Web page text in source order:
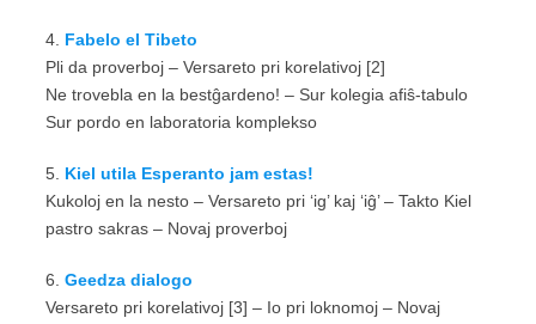
4. Fabelo el Tibeto
Pli da proverboj – Versareto pri korelativoj [2]
Ne trovebla en la bestĝardeno! – Sur kolegia afiŝ-tabulo
Sur pordo en laboratoria komplekso
5. Kiel utila Esperanto jam estas!
Kukoloj en la nesto – Versareto pri ‘ig’ kaj ‘iĝ’ – Takto Kiel
pastro sakras – Novaj proverboj
6. Geedza dialogo
Versareto pri korelativoj [3] – Io pri loknomoj – Novaj